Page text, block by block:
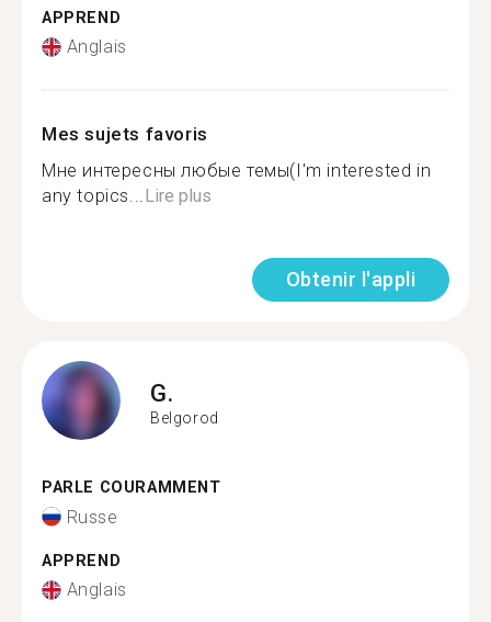
APPREND
Anglais
Mes sujets favoris
Мне интересны любые темы(I'm interested in
any topics...Lire plus
Obtenir l'appli
G.
Belgorod
PARLE COURAMMENT
Russe
APPREND
Anglais